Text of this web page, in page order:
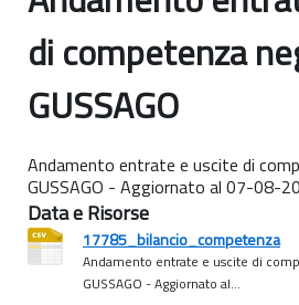
di competenza
GUSSAGO
Andamento entrate e uscite di
GUSSAGO - Aggiornato al 07-08-
Data e Risorse
17785_bilancio_competenza
Andamento entrate e uscite di
GUSSAGO - Aggiornato al...